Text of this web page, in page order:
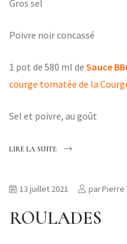
Gros sel
Poivre noir concassé
1 pot de 580 ml de Sauce
courge tomatée de la
Sel et poivre, au goût
LIRE LA SUITE
ROULADES
13 juillet 2021 parPierre